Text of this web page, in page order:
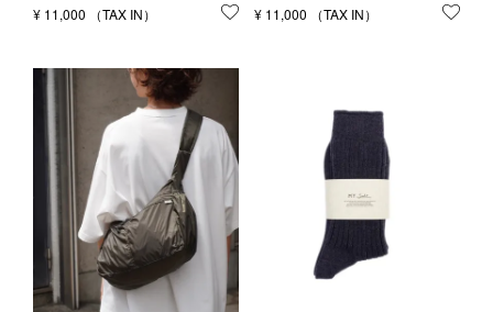
¥ 11,000 お気に入りに登録する
¥ 11,000